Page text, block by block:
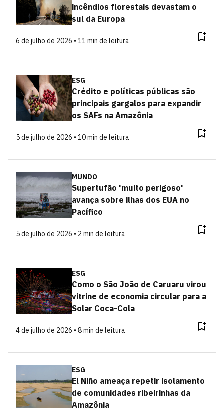
incêndios florestais devastam o
sul da Europa
6 de julho de 2026 • 11 min de leitura
ESG
Crédito e políticas públicas são
principais gargalos para expandir
os SAFs na Amazônia
5 de julho de 2026 • 10 min de leitura
MUNDO
Supertufão 'muito perigoso'
avança sobre ilhas dos EUA no
Pacífico
5 de julho de 2026 • 2 min de leitura
ESG
Como o São João de Caruaru virou
vitrine de economia circular para a
Solar Coca-Cola
4 de julho de 2026 • 8 min de leitura
ESG
El Niño ameaça repetir isolamento
de comunidades ribeirinhas da
Amazônia